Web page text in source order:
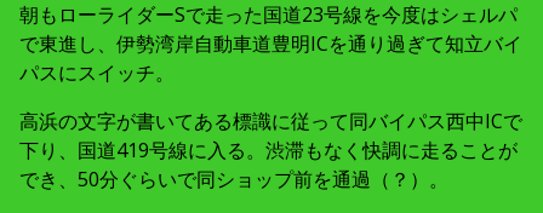
朝もローライダーSで走った国道23号線を今度はシェルパ
で東進し、伊勢湾岸自動車道豊明ICを通り過ぎて知立バイ
パスにスイッチ。
高浜の文字が書いてある標識に従って同バイパス西中ICで
下り、国道419号線に入る。渋滞もなく快調に走ることが
でき、50分ぐらいで同ショップ前を通過（？）。